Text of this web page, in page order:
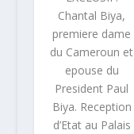
Chantal Biya,
premiere dame
du Cameroun et
epouse du
President Paul
Biya. Reception
d’Etat au Palais